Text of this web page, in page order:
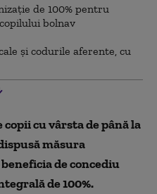
de 100% pentru
bolnav
și codurile aferente, cu
cu vârsta de până la
măsura
de concediu
de 100%.